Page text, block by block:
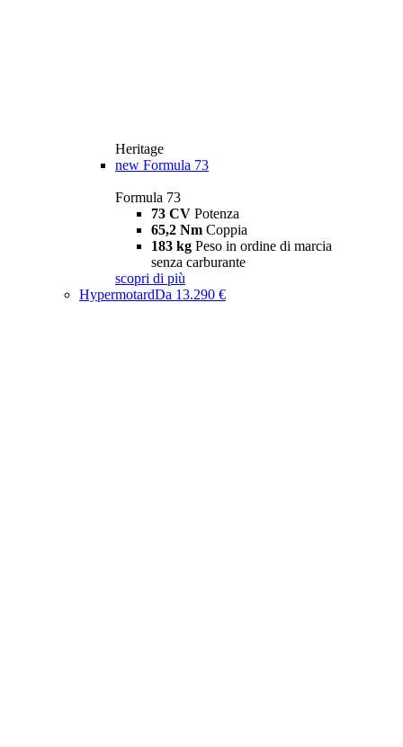
Heritage
new Formula 73
Formula 73
73 CV Potenza
65,2 Nm Coppia
183 kg Peso in ordine di marcia
senza carburante
scopri di più
HypermotardDa 13.290 €